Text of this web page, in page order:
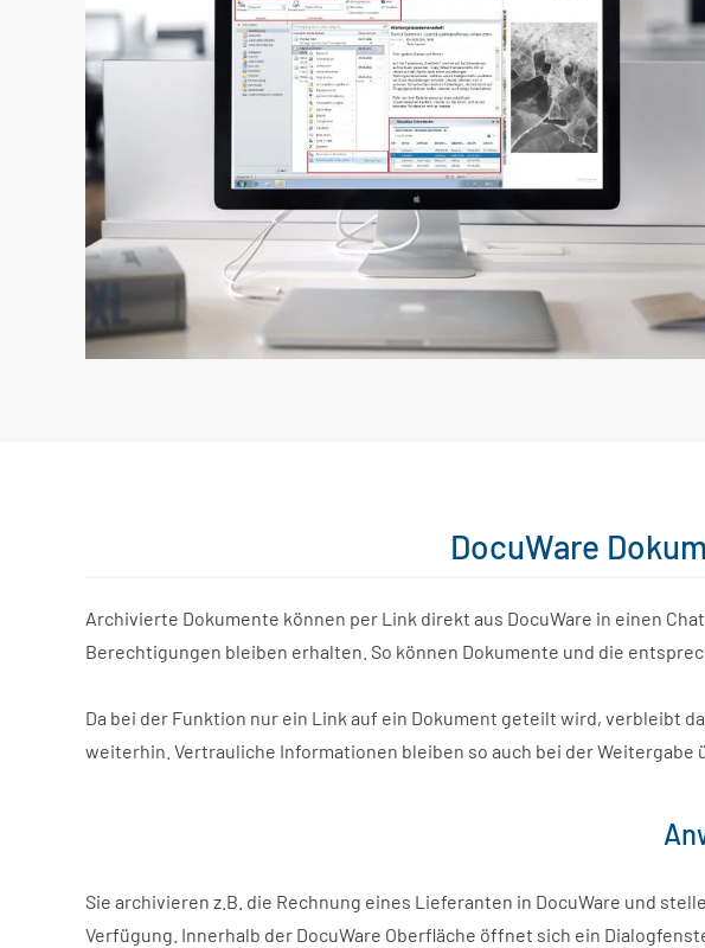
DocuWare
Archivierte Dokumente können per Link direkt aus DocuWare in einen
Berechtigungen bleiben erhalten. So können Dokumente und die
Da bei der Funktion nur ein Link auf ein Dokument geteilt wird, verbleibt
weiterhin. Vertrauliche Informationen bleiben so auch bei der Weitergabe
Sie archivieren z.B. die Rechnung eines Lieferanten in DocuWare und
Verfügung. Innerhalb der DocuWare Oberfläche öffnet sich ein